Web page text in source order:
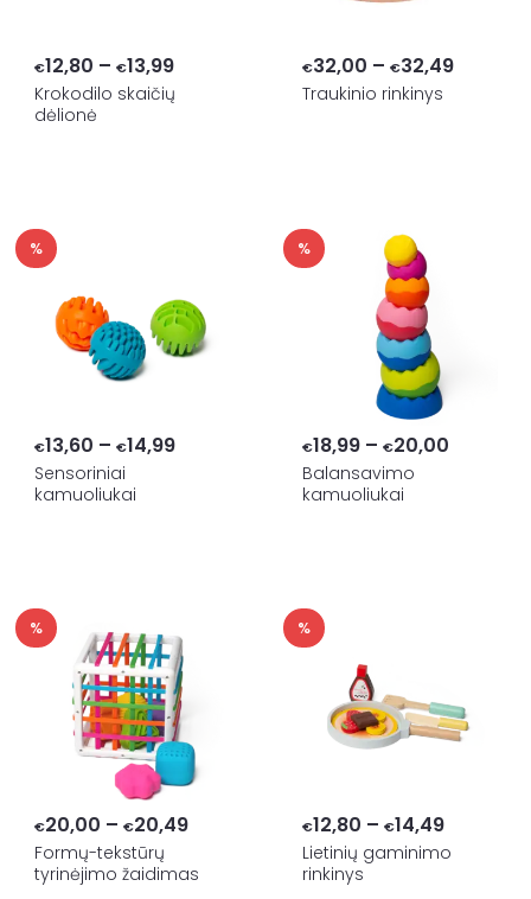
€12,80 – €13,99Price
range:
Krokodilo skaičių
dėlionė
€32,00 – €32,49Price
Traukinio rinkinys
%
€13,60 – €14,99Price
Sensoriniai
kamuoliukai
%
€18,99 – €20,00Price
Balansavimo
kamuoliukai
%
€20,00 – €20,49Price
€20,00
Formų-tekstūrų
tyrinėjimo žaidimas
%
€12,80 – €14,49Price
range:
Lietinių gaminimo
rinkinys